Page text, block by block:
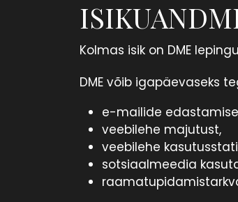
Kolmas isik on DME
DME võib igapäevaseks
e-mailide
veebilehe majutust,
veebilehe
sotsiaalmeedia